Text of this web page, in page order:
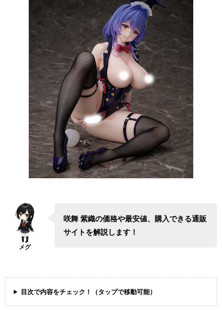
咲舞 紫織の価格や最安値、購入できる通販
サイトを解説します！
目次で内容をチェック！（タップで移動可能）